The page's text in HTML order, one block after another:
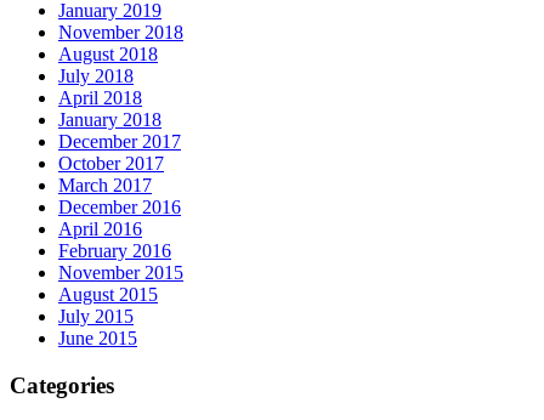
January 2019
November 2018
August 2018
July 2018
April 2018
January 2018
December 2017
October 2017
March 2017
December 2016
April 2016
February 2016
November 2015
August 2015
July 2015
June 2015
Categories